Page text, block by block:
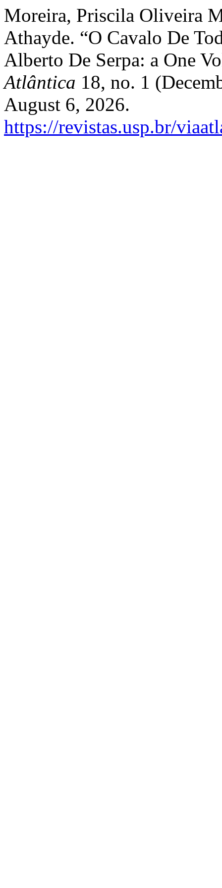
Moreira, Priscila Oliveira
Athayde. “O Cavalo De
Alberto De Serpa: a One
Atlântica 18, no. 1
August 6, 2026.
https://revistas.usp.br/